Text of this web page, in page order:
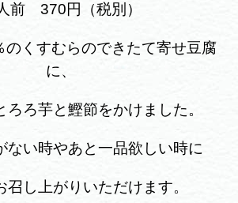
前 370円（税別）
のくすむらのできたて寄せ豆腐
に、
ろろ芋と鰹節をかけました。
ない時やあと一品欲しい時に
召し上がりいただけます。